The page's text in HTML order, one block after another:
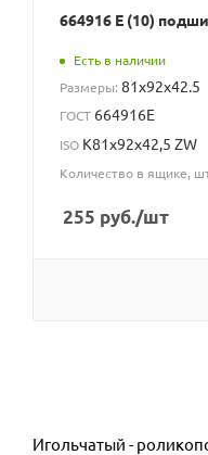
664916 Е (10)
Есть в наличии
Размеры: 81x92x42.5
ГОСТ 664916Е
ISO K81x92x42,5 ZW
Количество в ящике,
255 руб./шт
Игольчатый -